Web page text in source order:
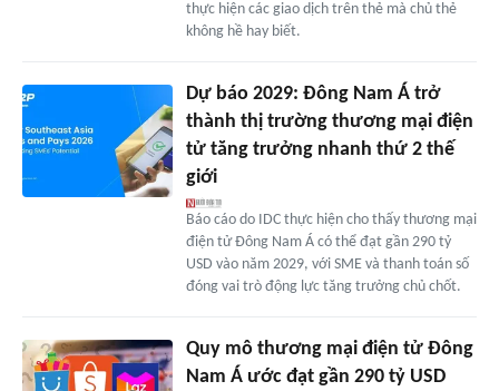
thực hiện các giao dịch trên thẻ mà chủ thẻ
không hề hay biết.
Dự báo 2029: Đông Nam Á trở
thành thị trường thương mại điện
tử tăng trưởng nhanh thứ 2 thế
giới
Báo cáo do IDC thực hiện cho thấy thương mại
điện tử Đông Nam Á có thể đạt gần 290 tỷ
USD vào năm 2029, với SME và thanh toán số
đóng vai trò động lực tăng trưởng chủ chốt.
Quy mô thương mại điện tử Đông
Nam Á ước đạt gần 290 tỷ USD